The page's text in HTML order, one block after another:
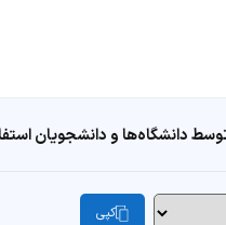
دانشگاه‌ها و دانشجویان
کپی